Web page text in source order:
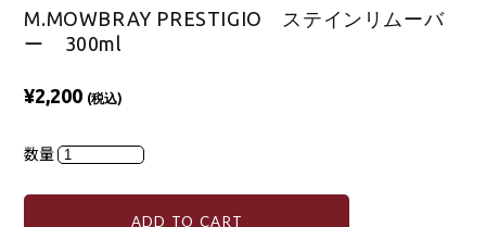
M.MOWBRAY PRESTIGIO ステインリムーバ
ー 300ml
¥2,200 (税込)
数量
ADD TO CART